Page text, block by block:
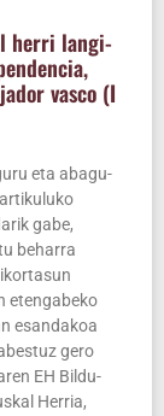
herri lan­gi­
vas­co (I
eta aba­gu­
gabe,
beha­rra
eten­ga­be­ko
esan­da­koa
gero
EH Bil­du­
Herria,